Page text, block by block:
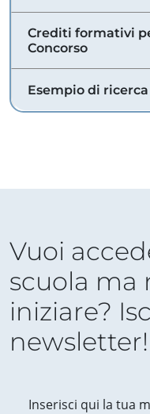
Crediti formativi
Concorso
Esempio di
Vuoi
scuola ma
iniziare?
newsletter!
Inserisci qui la tua